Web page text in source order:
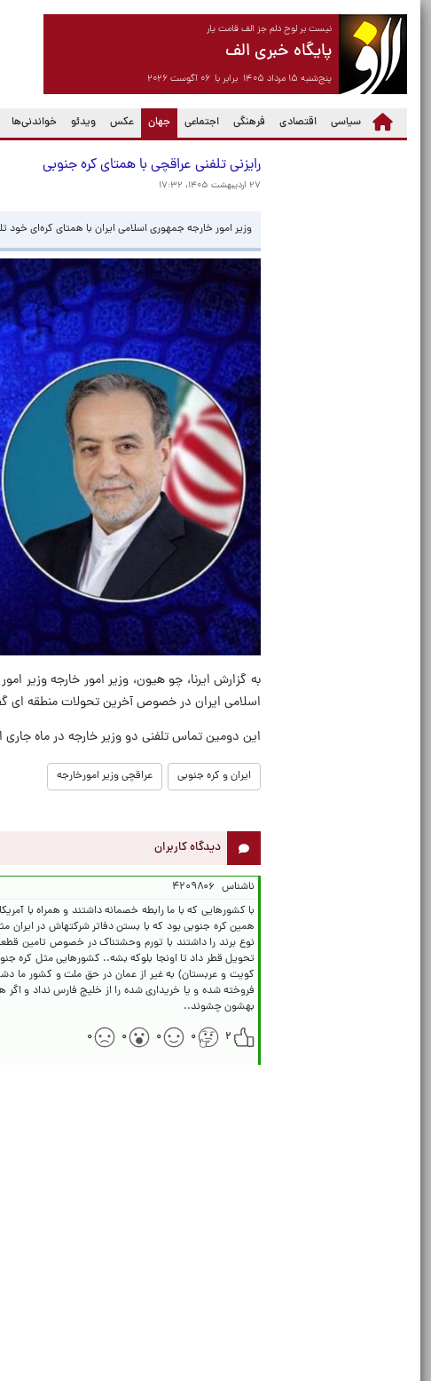
نیست بر لوح دلم جز الف قامت یار
پایگاه خبری الف
پنج‌شنبه ۱۵ مرداد ۱۴۰۵ برابر با ۰۶ آگوست ۲۰۲۶
سیاسی اقتصادی فرهنگی اجتماعی جهان
(current) عکس ویدئو خواندنی‌ها
رایزنی تلفنی عراقچی با همتای کره جنوبی
۲۷ اردیبهشت ۱۴۰۵، ۱۷:۳۲
وزیر امور خارجه جمهوری اسلامی ایران با همتای کره‌ای خود
به گزارش ایرنا، چو هیون، وزیر امور خارجه وزیر
اسلامی ایران در خصوص آخرین تحولات منطقه ای
این دومین تماس تلفنی دو وزیر خارجه در ماه جاری است. عراقچی و چو ۱۲ اردیبهشت ماه نیز
ایران و کره جنوبی عراقچی وزیر امورخارجه
دیدگاه کاربران
ناشناس ۴۲۰۹۸۰۶
با کشورهایی که با ما رابطه خصمانه داشتند و همراه با
همین کره جنوبی بود که با بستن دفاتر شرکتهاش در
تحویل قطر داد تا اونجا بلوکه بشه.. کشورهایی مثل کره
کویت و عربستان) به غیر از عمان در حق ملت و کشور ما
بهشون چشوند..
۲
۰ ۰ ۰ ۰